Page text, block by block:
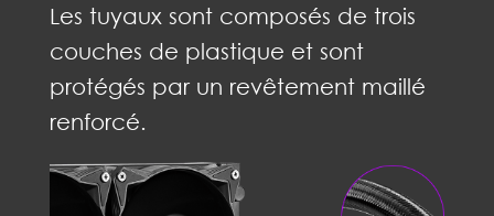
Les tuyaux sont composés de trois
couches de plastique et sont
protégés par un revêtement maillé
renforcé.